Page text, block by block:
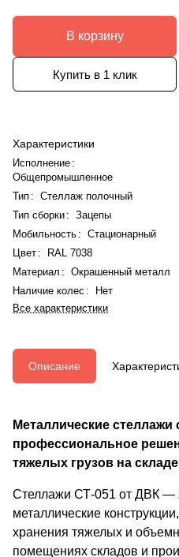
В корзину
Купить в 1 клик
Характеристики
Исполнение :
Общепромышленное
Тип : Стеллаж полочный
Тип сборки: Зацепы
Мобильность : Стационарный
Цвет :
RAL 7038
Материал : Окрашенный металл
Наличие колес :
Нет
Все характеристики
Описание
Металлические
профессиональное
тяжелых грузов на
Стеллажи СТ-051 от ДВК —
металлические
хранения тяжелых и
помещениях складов и